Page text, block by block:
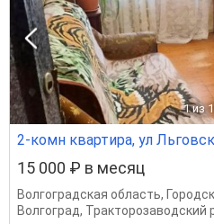
1 из
2-комн квартира, ул
15 000 ₽ в месяц
Волгоградская область,
Волгоград, Тракторозаводский